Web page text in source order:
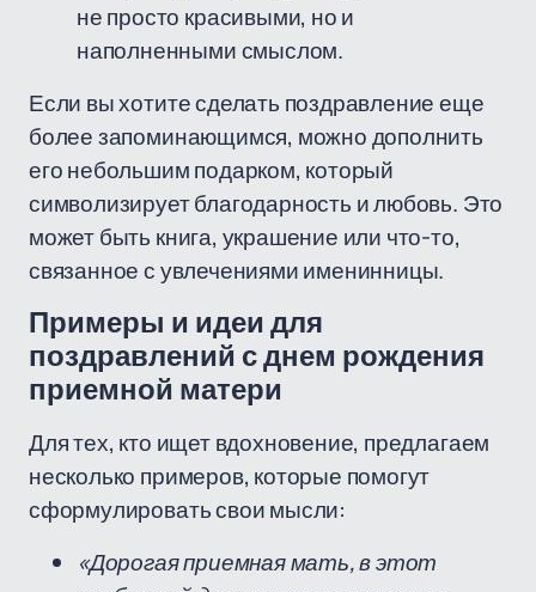
не просто красивыми, но и
наполненными смыслом.
Если вы хотите сделать поздравление еще
более запоминающимся, можно дополнить
его небольшим подарком, который
символизирует благодарность и любовь. Это
может быть книга, украшение или что-то,
связанное с увлечениями именинницы.
Примеры и идеи для
поздравлений с днем рождения
приемной матери
Для тех, кто ищет вдохновение, предлагаем
несколько примеров, которые помогут
сформулировать свои мысли:
«Дорогая приемная мать, в этот